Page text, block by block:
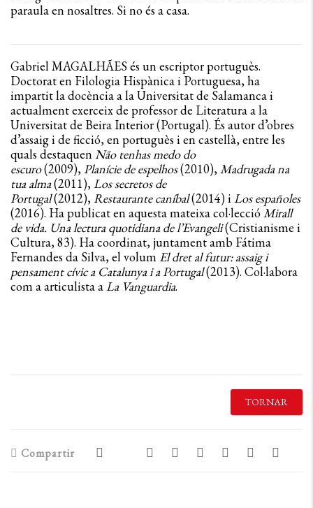
paraula en nosaltres. Si no és a casa.
Gabriel MAGALHÃES és un escriptor portuguès.
Doctorat en Filologia Hispànica i Portuguesa, ha
impartit la docència a la Universitat de Salamanca i
actualment exerceix de professor de Literatura a la
Universitat de Beira Interior (Portugal). És autor d’obres
d’assaig i de ficció, en portuguès i en castellà, entre les
quals destaquenNão tenhas medo do
escuro(2009),Planície de espelhos(2010),Madrugada na
tua alma(2011),Los secretos de
Portugal(2012),Restaurante caníbal(2014) iLos españoles
(2016). Ha publicat en aquesta mateixa col·leccióMirall
de vida. Una lectura quotidiana de l’Evangeli(Cristianisme i
Cultura, 83). Ha coordinat, juntament amb Fátima
Fernandes da Silva, el volum El dret al futur: assaig i
pensament cívic a Catalunya i a Portugal(2013). Col·labora
com a articulista aLa Vanguardia.
TORNAR
Compartir